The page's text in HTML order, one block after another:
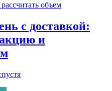
с доставкой:
и